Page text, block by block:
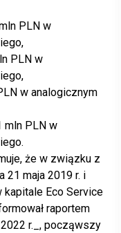
PLN w
PLN w
w analogicznym
mln PLN w
że w związku z
21 maja 2019 r. i
kapitale Eco Service
raportem
r._, począwszy